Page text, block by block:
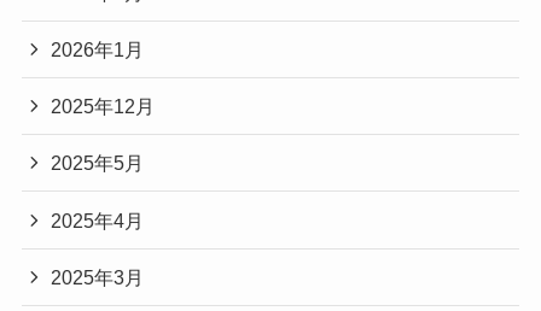
2026年1月
2025年12月
2025年5月
2025年4月
2025年3月